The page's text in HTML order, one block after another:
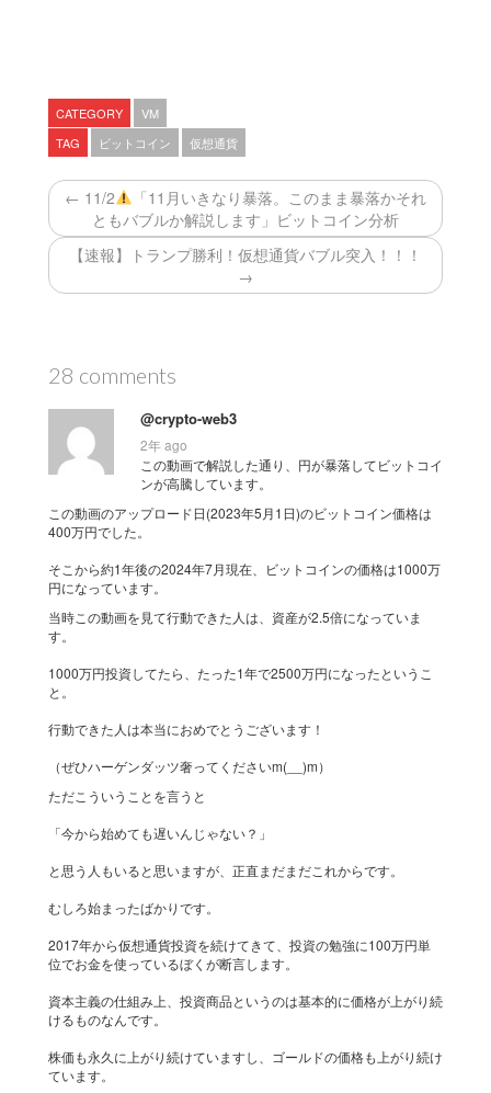
CATEGORY
VM
TAG
ビットコイン 仮想通貨
← 11/2
「11月いきなり暴落。このまま暴落かそれ
ともバブルか解説します」ビットコイン分析
【速報】トランプ勝利！仮想通貨バブル突入！！！
→
28 comments
@crypto-web3
2年 ago
この動画で解説した通り、円が暴落してビットコイ
ンが高騰しています。
この動画のアップロード日(2023年5月1日)のビットコイン価格は
400万円でした。
そこから約1年後の2024年7月現在、ビットコインの価格は1000万
円になっています。
当時この動画を見て行動できた人は、資産が2.5倍になっていま
す。
1000万円投資してたら、たった1年で2500万円になったというこ
と。
行動できた人は本当におめでとうございます！
（ぜひハーゲンダッツ奢ってくださいm(__)m）
ただこういうことを言うと
「今から始めても遅いんじゃない？」
と思う人もいると思いますが、正直まだまだこれからです。
むしろ始まったばかりです。
2017年から仮想通貨投資を続けてきて、投資の勉強に100万円単
位でお金を使っているぼくが断言します。
資本主義の仕組み上、投資商品というのは基本的に価格が上がり続
けるものなんです。
株価も永久に上がり続けていますし、ゴールドの価格も上がり続け
ています。